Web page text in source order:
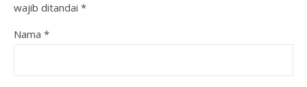
wajib ditandai *
Nama *